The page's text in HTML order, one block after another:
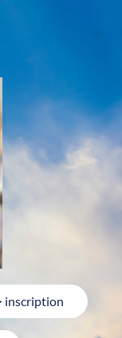
inscription